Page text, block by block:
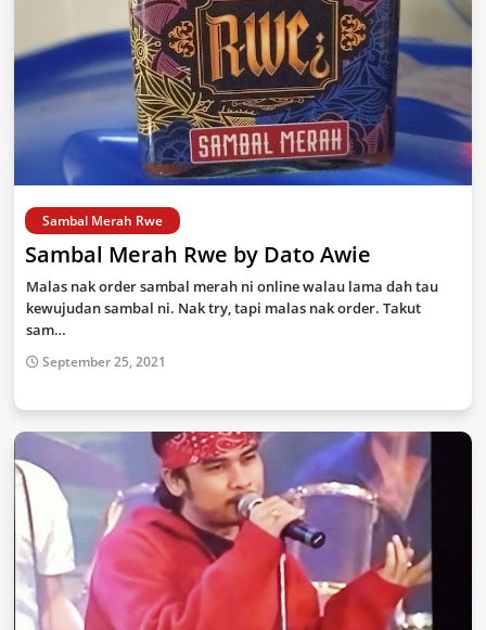
Sambal Merah Rwe
Sambal Merah Rwe by Dato Awie
Malas nak order sambal merah ni online walau lama dah tau
kewujudan sambal ni. Nak try, tapi malas nak order. Takut
sam…
September 25, 2021